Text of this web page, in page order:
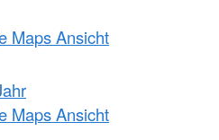
Maps Ansicht
Maps Ansicht